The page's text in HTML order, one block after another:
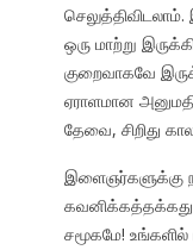
ஒரு மாற்று
குறைவாகவே
ஏராளமான
தேவை, சிறிது
இளைஞர்களுக்கு
சமூகமே!